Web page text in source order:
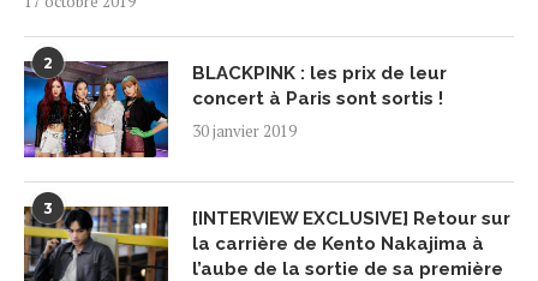
2
BLACKPINK : les prix de leur
concert à Paris sont sortis !
30 janvier 2019
3
[INTERVIEW EXCLUSIVE] Retour sur
la carrière de Kento Nakajima à
l’aube de la sortie de sa première